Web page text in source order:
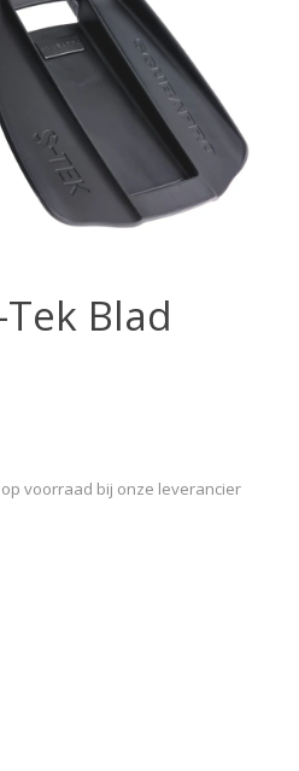
Blad
voorraad bij onze leverancier